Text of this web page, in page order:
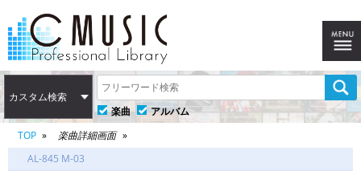
カスタム検索
楽曲
アルバム
TOP
楽曲詳細画面
AL-845 M-03